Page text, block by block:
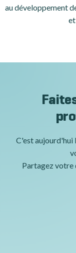
au développement
C'est aujourd'hui
Partagez votre